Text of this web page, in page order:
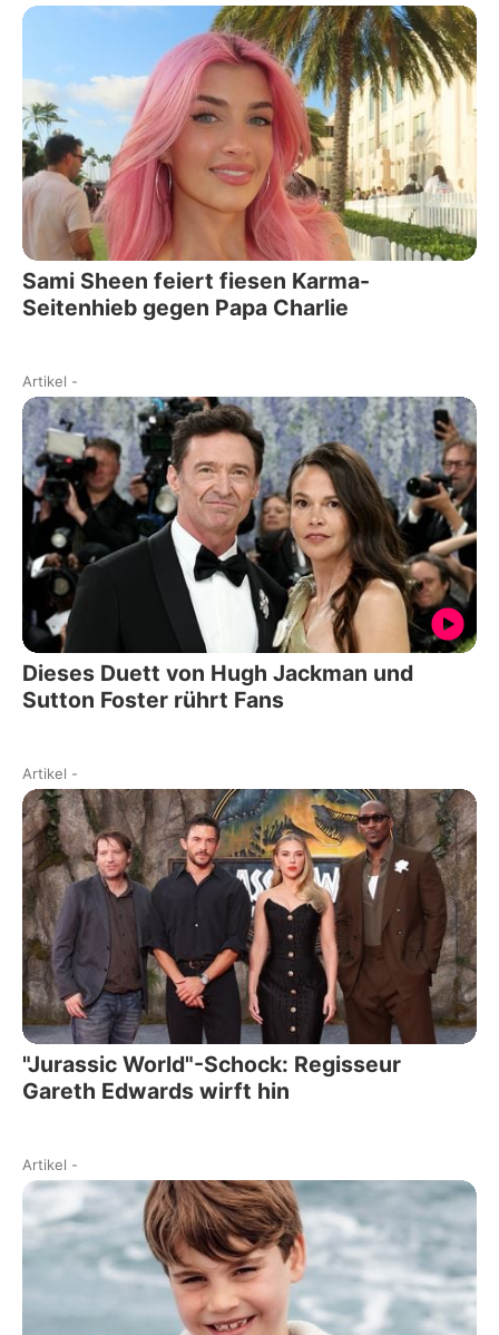
Sami Sheen feiert fiesen Karma-
Seitenhieb gegen Papa Charlie
Artikel -
Dieses Duett von Hugh Jackman und
Sutton Foster rührt Fans
Artikel -
"Jurassic World"-Schock: Regisseur
Gareth Edwards wirft hin
Artikel -